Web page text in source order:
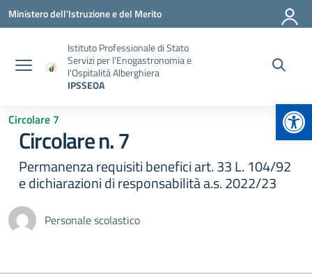
Vai ai contenuti
Vai al menu di navigazione
Vai al footer
Ministero dell'Istruzione e del Merito
Istituto Professionale di Stato
Servizi per l'Enogastronomia e
l'Ospitalità Alberghiera
IPSSEOA
Circolare 7
Circolare n. 7
Permanenza requisiti benefici art. 33 L. 104/92
e dichiarazioni di responsabilità a.s. 2022/23
Personale scolastico